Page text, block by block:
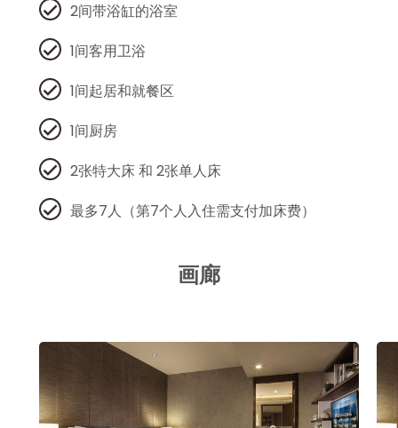
2间带浴缸的浴室
1间客用卫浴
1间起居和就餐区
1间厨房
2张特大床 和 2张单人床
最多7人（第7个人入住需支付加床费）
画廊